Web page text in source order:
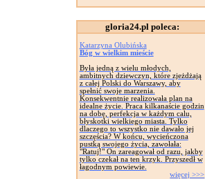
gloria24.pl poleca:
Katarzyna Olubińska
Bóg w wielkim mieście
Była jedną z wielu młodych,
ambitnych dziewczyn, które zjeżdżają
z całej Polski do Warszawy, aby
spełnić swoje marzenia.
Konsekwentnie realizowała plan na
idealne życie. Praca kilkanaście godzin
na dobę, perfekcja w każdym calu,
błyskotki wielkiego miasta. Tylko
dlaczego to wszystko nie dawało jej
szczęścia? W końcu, wycieńczona
pustką swojego życia, zawołała:
"Ratuj!" On zareagował od razu, jakby
tylko czekał na ten krzyk. Przyszedł w
łagodnym powiewie.
więcej >>>